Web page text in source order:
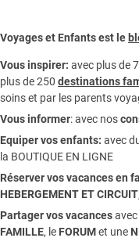
Voyages et Enfants est le
Vous inspirer: avec plus de
plus de 250 destinations
soins et par les parents
Vous informer:avec nos
Equiper vos enfants: avec
la BOUTIQUE EN LIGNE
Réserver vos vacances en
HEBERGEMENT ET CIRCUIT
Partager vos vacancesavec
FAMILLE, le FORUMet une